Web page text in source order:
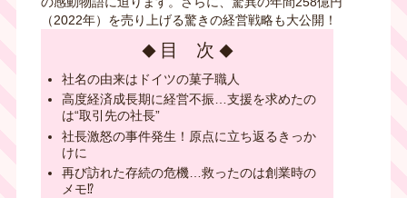
（2022年）を売り上げる驚きの経営戦略も大公開！
目 次
社名の由来はドイツの菓子職人
高度経済成長期に経営不振…支援を求めたの
は“取引先の社長”
社長激怒の事件発生！原点に立ち返るきっか
けに
再び訪れた存続の危機…救ったのは創業時の
メモ⁉